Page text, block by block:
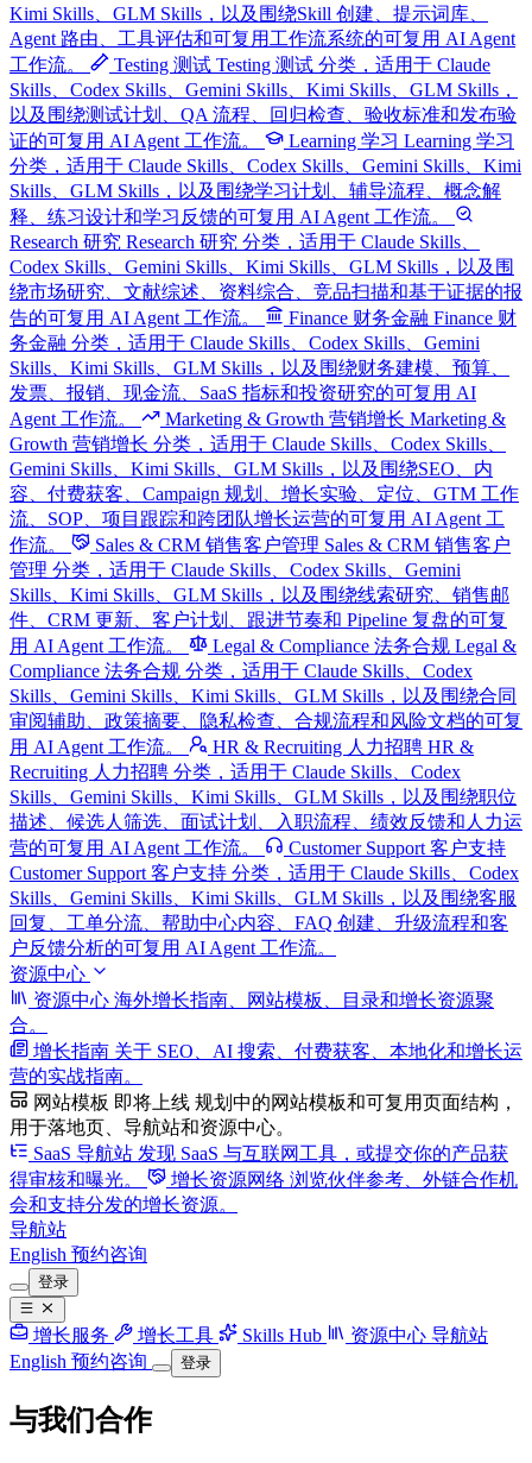
Kimi Skills、GLM Skills，以及围绕Skill 创建、提示词库、
Agent 路由、工具评估和可复用工作流系统的可复用 AI Agent
工作流。
Testing 测试 Testing 测试 分类，适用于 Claude
Skills、Codex Skills、Gemini Skills、Kimi Skills、GLM Skills，
以及围绕测试计划、QA 流程、回归检查、验收标准和发布验
证的可复用 AI Agent 工作流。
Learning 学习 Learning 学习
分类，适用于 Claude Skills、Codex Skills、Gemini Skills、Kimi
Skills、GLM Skills，以及围绕学习计划、辅导流程、概念解
释、练习设计和学习反馈的可复用 AI Agent 工作流。
Research 研究 Research 研究 分类，适用于 Claude Skills、
Codex Skills、Gemini Skills、Kimi Skills、GLM Skills，以及围
绕市场研究、文献综述、资料综合、竞品扫描和基于证据的报
告的可复用 AI Agent 工作流。
Finance 财务金融 Finance 财
务金融 分类，适用于 Claude Skills、Codex Skills、Gemini
Skills、Kimi Skills、GLM Skills，以及围绕财务建模、预算、
发票、报销、现金流、SaaS 指标和投资研究的可复用 AI
Agent 工作流。
Marketing & Growth 营销增长 Marketing &
Growth 营销增长 分类，适用于 Claude Skills、Codex Skills、
Gemini Skills、Kimi Skills、GLM Skills，以及围绕SEO、内
容、付费获客、Campaign 规划、增长实验、定位、GTM 工作
流、SOP、项目跟踪和跨团队增长运营的可复用 AI Agent 工
作流。
Sales & CRM 销售客户管理 Sales & CRM 销售客户
管理 分类，适用于 Claude Skills、Codex Skills、Gemini
Skills、Kimi Skills、GLM Skills，以及围绕线索研究、销售邮
件、CRM 更新、客户计划、跟进节奏和 Pipeline 复盘的可复
用 AI Agent 工作流。
Legal & Compliance 法务合规 Legal &
Compliance 法务合规 分类，适用于 Claude Skills、Codex
Skills、Gemini Skills、Kimi Skills、GLM Skills，以及围绕合同
审阅辅助、政策摘要、隐私检查、合规流程和风险文档的可复
用 AI Agent 工作流。
HR & Recruiting 人力招聘 HR &
Recruiting 人力招聘 分类，适用于 Claude Skills、Codex
Skills、Gemini Skills、Kimi Skills、GLM Skills，以及围绕职位
描述、候选人筛选、面试计划、入职流程、绩效反馈和人力运
营的可复用 AI Agent 工作流。
Customer Support 客户支持
Customer Support 客户支持 分类，适用于 Claude Skills、Codex
Skills、Gemini Skills、Kimi Skills、GLM Skills，以及围绕客服
回复、工单分流、帮助中心内容、FAQ 创建、升级流程和客
户反馈分析的可复用 AI Agent 工作流。
资源中心
资源中心 海外增长指南、网站模板、目录和增长资源聚
合。
增长指南 关于 SEO、AI 搜索、付费获客、本地化和增长运
营的实战指南。
网站模板 即将上线 规划中的网站模板和可复用页面结构，
用于落地页、导航站和资源中心。
SaaS 导航站 发现 SaaS 与互联网工具，或提交你的产品获
得审核和曝光。
增长资源网络 浏览伙伴参考、外链合作机
会和支持分发的增长资源。
导航站
English 预约咨询
登录
增长服务 增长工具 Skills Hub 资源中心 导航站
English 预约咨询 登录
与我们合作